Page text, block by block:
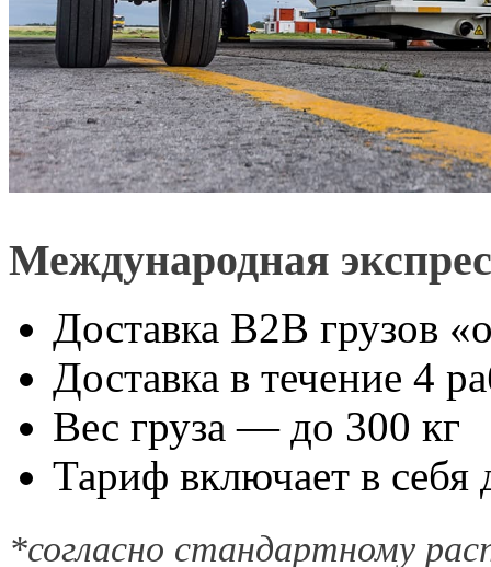
Международная
Доставка B2B грузов
Доставка в течение 4
Вес груза — до 300 кг
Тариф включает в себя
*согласно стандартному